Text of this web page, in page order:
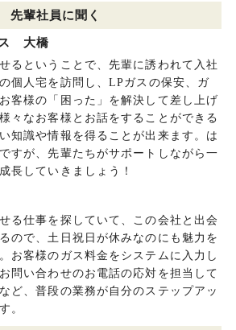
先輩社員に聞く
ス 大橋
るということで、先輩に誘われて入社
個人宅を訪問し、LPガスの保安、ガ
客様の「困った」を解決して差し上げ
々なお客様とお話をすることができる
知識や情報を得ることが出来ます。は
すが、先輩たちがサポートしながら一
長していきましょう！
る仕事を探していて、この会社と出会
ので、土日祝日が休みなのにも魅力を
お客様のガス料金をシステムに入力し
問い合わせのお電話の応対を担当して
ど、普段の業務が自分のステップアッ
。